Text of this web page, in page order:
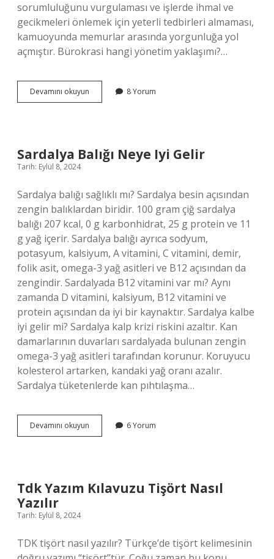
sorumluluğunu vurgulaması ve işlerde ihmal ve
gecikmeleri önlemek için yeterli tedbirleri almaması,
kamuoyunda memurlar arasında yorgunluğa yol
açmıştır. Bürokrasi hangi yönetim yaklaşımı?…
Devamını okuyun Bürokrasinin
Özellikleri
8 Yorum
Sardalya Balığı Neye Iyi Gelir
Tarih: Eylül 8, 2024
Sardalya balığı sağlıklı mı? Sardalya besin açısından
zengin balıklardan biridir. 100 gram çiğ sardalya
balığı 207 kcal, 0 g karbonhidrat, 25 g protein ve 11
g yağ içerir. Sardalya balığı ayrıca sodyum,
potasyum, kalsiyum, A vitamini, C vitamini, demir,
folik asit, omega-3 yağ asitleri ve B12 açısından da
zengindir. Sardalyada B12 vitamini var mı? Aynı
zamanda D vitamini, kalsiyum, B12 vitamini ve
protein açısından da iyi bir kaynaktır. Sardalya kalbe
iyi gelir mi? Sardalya kalp krizi riskini azaltır. Kan
damarlarının duvarları sardalyada bulunan zengin
omega-3 yağ asitleri tarafından korunur. Koruyucu
kolesterol artarken, kandaki yağ oranı azalır.
Sardalya tüketenlerde kan pıhtılaşma…
Devamını okuyun Sardalya
Balığı
6 Yorum
Tdk Yazım Kılavuzu Tişört Nasıl
Yazılır
Tarih: Eylül 8, 2024
TDK tişört nasıl yazılır? Türkçe’de tişört kelimesinin